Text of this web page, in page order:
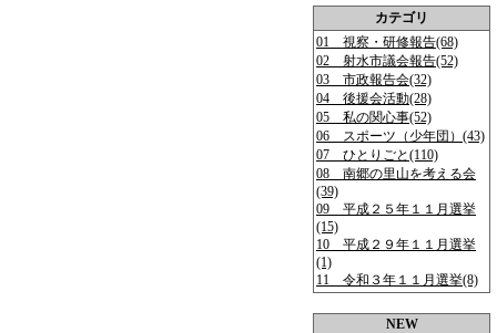
カテゴリ
01 視察・研修報告(68)
02 射水市議会報告(52)
03 市政報告会(32)
04 後援会活動(28)
05 私の関心事(52)
06 スポーツ（少年団）(43)
07 ひとりごと(110)
08 南郷の里山を考える会
(39)
09 平成２５年１１月選挙
(15)
10 平成２９年１１月選挙
(1)
11 令和３年１１月選挙(8)
NEW